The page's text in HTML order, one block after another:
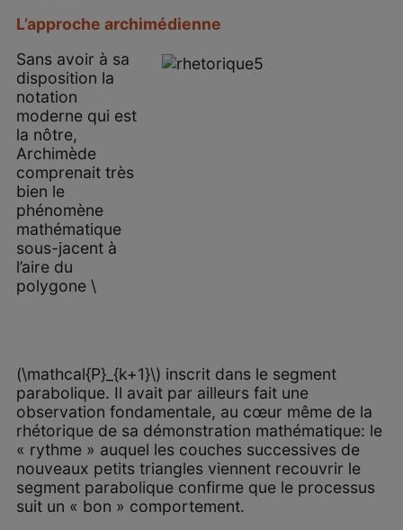
L’approche archimédienne
Sans avoir à sa
disposition la
notation
moderne qui est
la nôtre,
Archimède
comprenait très
bien le
phénomène
mathématique
sous-jacent à
l’aire du
polygone \
(\mathcal{P}_{k+1}\) inscrit dans le segment
parabolique. Il avait par ailleurs fait une
observation fondamentale, au cœur même de la
rhétorique de sa démonstration mathématique: le
« rythme » auquel les couches successives de
nouveaux petits triangles viennent recouvrir le
segment parabolique confirme que le processus
suit un « bon » comportement.